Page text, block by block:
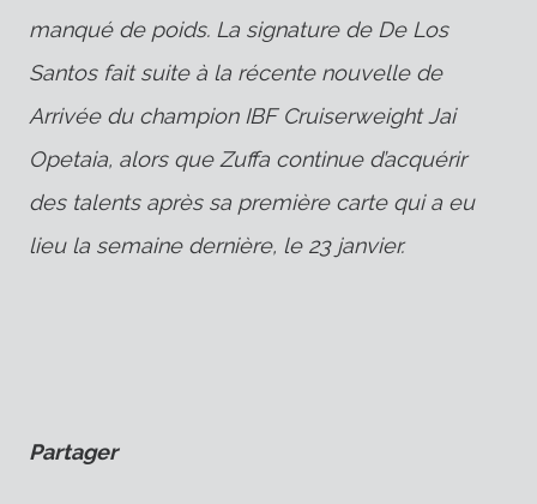
manqué de poids. La signature de De Los
Santos fait suite à la récente nouvelle de
Arrivée du champion IBF Cruiserweight Jai
Opetaia, alors que Zuffa continue d’acquérir
des talents après sa première carte qui a eu
lieu la semaine dernière, le 23 janvier.
Partager